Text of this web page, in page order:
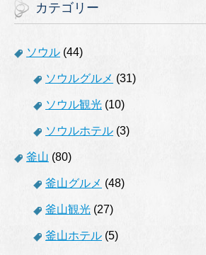
カテゴリー
ソウル (44)
ソウルグルメ (31)
ソウル観光 (10)
ソウルホテル (3)
釜山 (80)
釜山グルメ (48)
釜山観光 (27)
釜山ホテル (5)